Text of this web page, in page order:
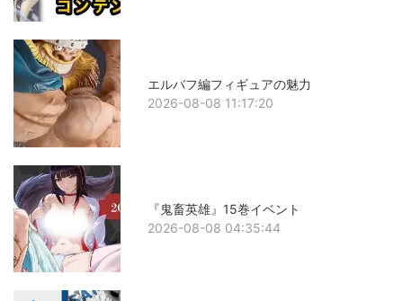
エルバフ編フィギュアの魅力
2026-08-08 11:17:20
『鬼畜英雄』15巻イベント
2026-08-08 04:35:44